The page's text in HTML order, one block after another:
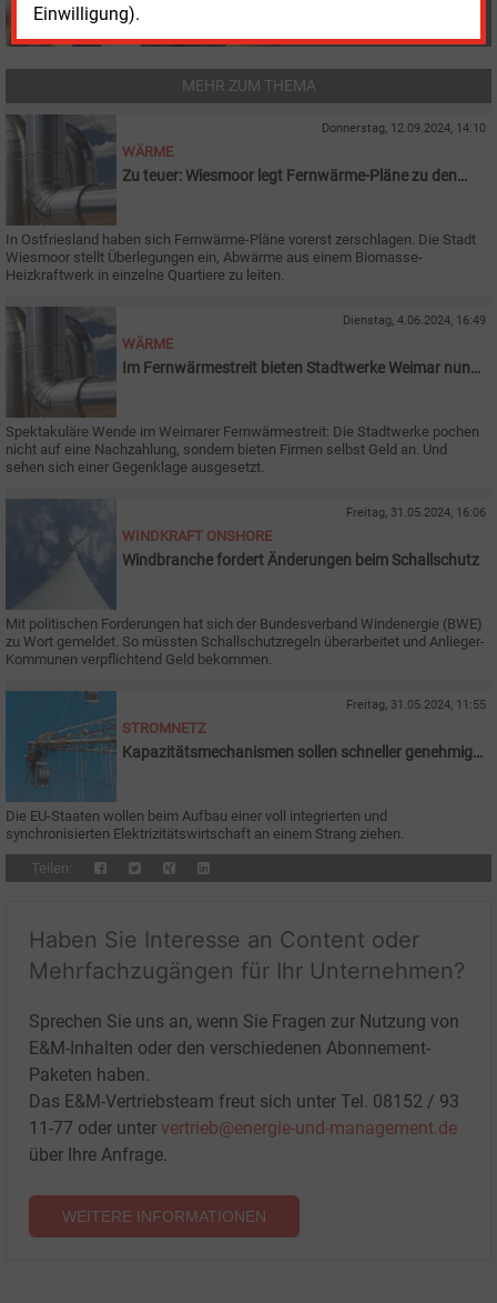
Einwilligung).
MEHR ZUM THEMA
Donnerstag, 12.09.2024, 14:10
WÄRME
Zu teuer: Wiesmoor legt Fernwärme-Pläne zu den
In Ostfriesland haben sich Fernwärme-Pläne vorerst zerschlagen. Die Stadt
Wiesmoor stellt Überlegungen ein, Abwärme aus einem Biomasse-
Heizkraftwerk in einzelne Quartiere zu leiten.
Dienstag, 4.06.2024, 16:49
WÄRME
Im Fernwärmestreit bieten Stadtwerke Weimar nun
Spektakuläre Wende im Weimarer Fernwärmestreit: Die Stadtwerke pochen
nicht auf eine Nachzahlung, sondern bieten Firmen selbst Geld an. Und
sehen sich einer Gegenklage ausgesetzt.
Freitag, 31.05.2024, 16:06
WINDKRAFT ONSHORE
Windbranche fordert Änderungen beim Schallschutz
Mit politischen Forderungen hat sich der Bundesverband Windenergie (BWE)
zu Wort gemeldet. So müssten Schallschutzregeln überarbeitet und Anlieger-
Kommunen verpflichtend Geld bekommen.
Freitag, 31.05.2024, 11:55
STROMNETZ
Kapazitätsmechanismen sollen schneller genehmigt
Die EU-Staaten wollen beim Aufbau einer voll integrierten und
synchronisierten Elektrizitätswirtschaft an einem Strang ziehen.
Teilen:
Haben Sie Interesse an Content oder
Mehrfachzugängen für Ihr Unternehmen?
Sprechen Sie uns an, wenn Sie Fragen zur Nutzung von
E&M-Inhalten oder den verschiedenen Abonnement-
Paketen haben.
Das E&M-Vertriebsteam freut sich unter Tel. 08152 / 93
11-77 oder unter vertrieb@energie-und-management.de
über Ihre Anfrage.
WEITERE INFORMATIONEN